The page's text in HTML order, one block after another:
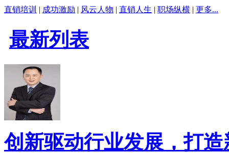
直销培训 | 成功激励 | 风云人物 | 直销人生 | 职场纵横 | 更多...
最新列表
创新驱动行业发展，打造